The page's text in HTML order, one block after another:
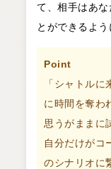
て、相手はあ
とができるよう
Point
「シャトル
に時間を奪わ
思うがままに
自分だけがコ
のシナリオに